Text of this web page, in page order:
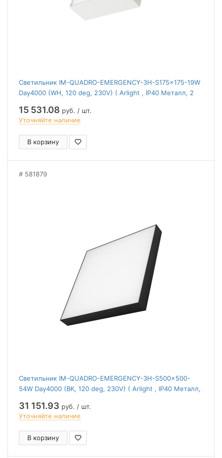
Светильник IM-QUADRO-EMERGENCY-3H-S175x175-19W
Day4000 (WH, 120 deg, 230V) ( Arlight , IP40 Металл, 2
15 531.08 руб. / шт.
Уточняйте наличие
В корзину
581879
Светильник IM-QUADRO-EMERGENCY-3H-S500x500-
54W Day4000 (BK, 120 deg, 230V) ( Arlight , IP40 Металл,
31 151.93 руб. / шт.
Уточняйте наличие
В корзину